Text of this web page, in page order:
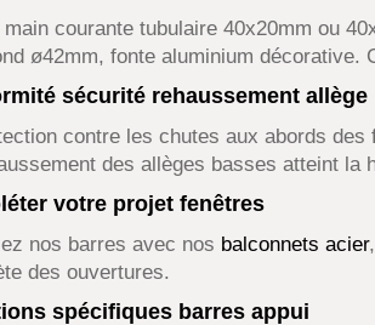
courante tubulaire 40x20mm ou
ø42mm, fonte aluminium
sécurité rehaussement allège
contre les chutes aux abords
des allèges basses atteint
votre projet fenêtres
nos barres avec nos balconnets acier,
des ouvertures.
spécifiques barres appui